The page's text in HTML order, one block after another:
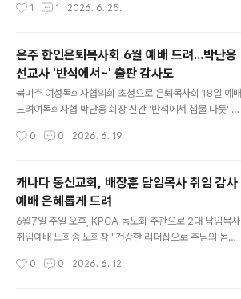
및 연구 사역에 앞장서 온 과학자로 알려져 있다...
회복, 신앙성숙 및 복음전파 등 기도제목 소그룹-지도자 영
다 동신교회 담임목사를 지난 5월31일 이임한 박태겸 목
사(KPCA 해외한인장로회 전 총회장)가 온타리오 무스코
카에 조성한 영성의 집 ‘로뎀하우스’의 개원 예배가 7월5
일 주일 오후 4시에 무스코카 현지(1712 Muskoka Bea
배 설교는 로뎀하우스 담임으로..
1 1 2026. 6. 25.
온주 한인은퇴목사회 6월 예배 드려...박난응
선교사 '반석에서~' 출판 감사도
북미주 여성목회자협의회 초청으로 은퇴목사회 18일 예배
드려여목회자협 박난응 회장 신간 '반석에서 샘물 나듯' 출
정례 예배모임을 18일 오전 11시 북미주 여성목회자협의
배를 드린 후 박난응 회장이 펴낸 책 ‘반석에서 샘물 나듯’
출판기념회도 열었다. 이날 1부 순서로 먼저 드린 예배는
이재철 목사 사회로 드렸다. 다같이 찬송 ‘예수를 나의 구주
삼고’(288장)을 함께 부르고 윤형복 목사가 대표 기도한
을 본문으로 ‘반석에서 샘물 나듯’ 이라는 제목으로 말씀을
0 0 2026. 6. 19.
캐나다 동신교회, 배장훈 담임목사 취임 감사
예배 은혜롭게 드려
6월7일 주일 오후, KPCA 동노회 주관으로 2대 담임목사
취임예배 노희송 노회장 "건강한 리더십으로 주님의 몸된
교회' 비전으로 사명감당에 최선 다할 것" 캐나다 동신교회
0 0 2026. 6. 12.